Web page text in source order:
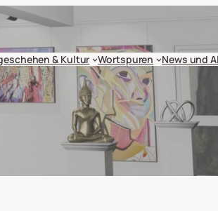
& Kultur Wortspuren News und